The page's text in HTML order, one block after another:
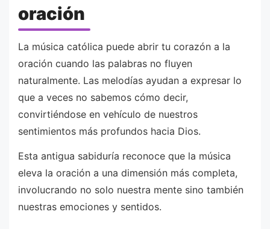
oración
La música católica puede abrir tu corazón a la
oración cuando las palabras no fluyen
naturalmente. Las melodías ayudan a expresar lo
que a veces no sabemos cómo decir,
convirtiéndose en vehículo de nuestros
sentimientos más profundos hacia Dios.
Esta antigua sabiduría reconoce que la música
eleva la oración a una dimensión más completa,
involucrando no solo nuestra mente sino también
nuestras emociones y sentidos.